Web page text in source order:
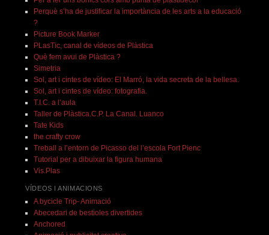
Perquè s’ha de justificar la importància de les arts a la educació
?
Picture Book Marker
PLasTic, canal de vídeos de Plàstica
Què fem avui de Plàstica ?
Simetria
Sol, art i cintes de vídeo: El Marró, la vida secreta de la bellesa.
Sol, art i cintes de vídeo: fotografia.
T.I.C. a l’aula
Taller de Plàstica.C.P. La Canal. Luanco
Tate Kids
the crafty crow
Treball a l’entorn de Picasso del l’escola Fort Pienc
Tutorial per a dibuixar la figura humana
Vis.Plas
VÍDEOS I ANIMACIONS
A bycicle Trip- Animació
Abecedari de bestioles divertides
Anchored